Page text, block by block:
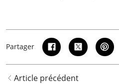
Partager
Article précédent